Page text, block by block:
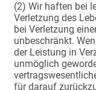
(2) Wir haften bei
Verletzung des
bei Verletzung
unbeschränkt.
der Leistung in
unmöglich
für darauf